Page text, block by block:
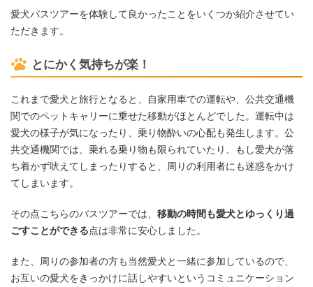
愛犬バスツアーを体験して良かったことをいくつか紹介させてい
ただきます。
とにかく気持ちが楽！
これまで愛犬と旅行となると、自家用車での運転や、公共交通機
関でのペットキャリーに乗せた移動がほとんどでした。運転中は
愛犬の様子が気になったり、乗り物酔いの心配も発生します。公
共交通機関では、乗れる乗り物も限られていたり、もし愛犬が落
ち着かず吠えてしまったりすると、周りの利用者にも迷惑をかけ
てしまいます。
その点こちらのバスツアーでは、 移動の時間も愛犬とゆっくり過
ごすことができる点は非常に安心しました。
また、周りの参加者の方も当然愛犬と一緒に参加しているので、
お互いの愛犬をきっかけに話しやすいというコミュニケーション